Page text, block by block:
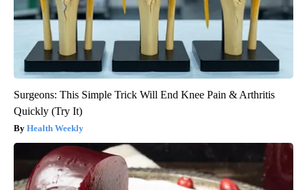
Surgeons: This Simple Trick Will End Knee Pain & Arthritis
Quickly (Try It)
Health Weekly